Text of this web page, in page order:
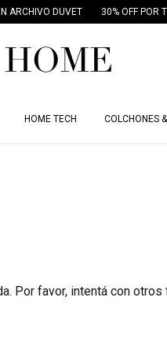
ARCHIVO DUVET 30% OFF POR
HOME TECH COLCHONES
Por favor, intentá con otros